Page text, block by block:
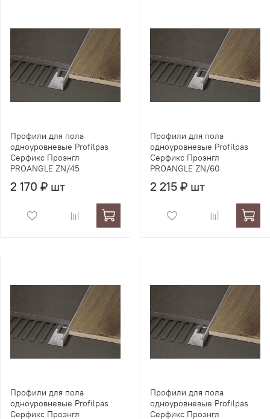
Профили для пола
одноуровневые Profilpas
Серфикс Проэнгл
PROANGLE ZN/45
2 170 ₽ шт
Профили для пола
одноуровневые Profilpas
Серфикс Проэнгл
PROANGLE ZN/60
2 215 ₽ шт
Профили для пола
одноуровневые Profilpas
Серфикс Проэнгл
Профили для пола
одноуровневые Profilpas
Серфикс Проэнгл